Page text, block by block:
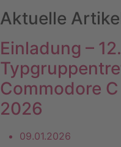
Aktuelle
Einladung – 12.
Commodore
2026
09.01.2026